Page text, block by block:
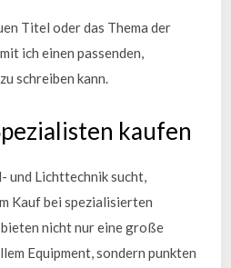
Titel oder das Thema der
ich einen passenden,
schreiben kann.
kaufen
und Lichttechnik sucht,
Kauf bei spezialisierten
nicht nur eine große
Equipment, sondern punkten